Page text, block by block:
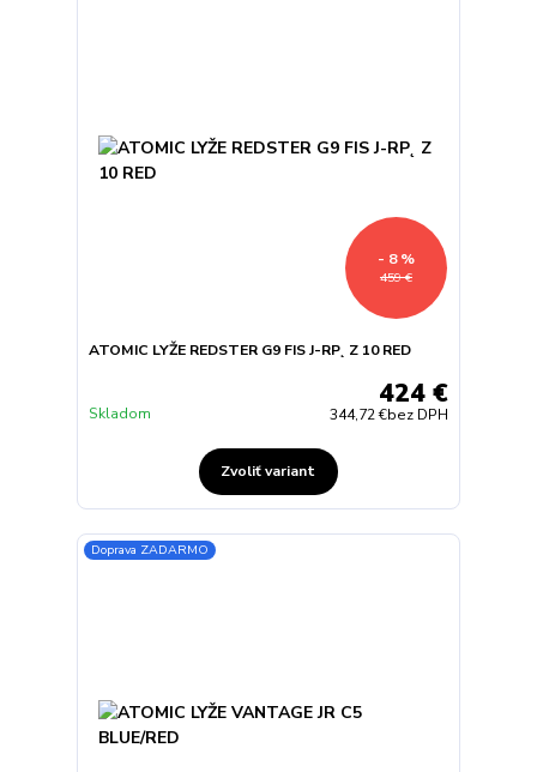
459 €
- 8 %
ATOMIC LYŽE REDSTER G9 FIS J-RP˛ Z 10 RED
424 €
344,72 €bez DPH
Skladom
Zvoliť variant
Doprava ZADARMO